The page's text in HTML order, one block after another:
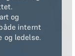
og
internt
og ledelse.